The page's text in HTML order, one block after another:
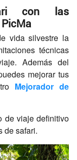
con las
vida silvestre la
técnicas
Además del
mejorar tus
Mejorador de
de viaje definitivo
de safari.